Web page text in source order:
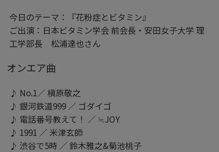
今日のテーマ：『花粉症とビタミン』
ご出演：日本ビタミン学会 前会長・安田女子大学 理
工学部長 松浦達也さん
オンエア曲
♪ No.1／ 槇原敬之
♪ 銀河鉄道999 ／ ゴダイゴ
♪ 電話番号教えて！ ／ ≒JOY
♪ 1991 ／ 米津玄師
♪ 渋谷で5時 ／ 鈴木雅之&菊池桃子